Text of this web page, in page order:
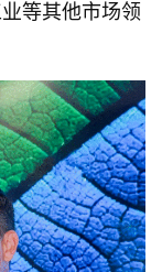
等其他市场领